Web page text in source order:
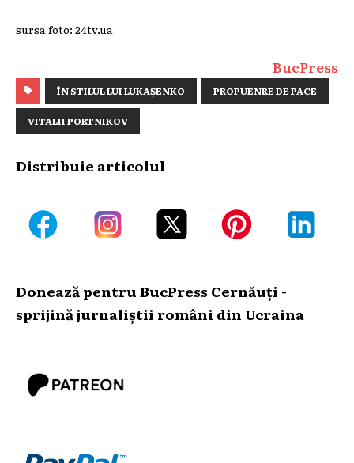
sursa foto: 24tv.ua
BucPress
ÎN STILUL LUI LUKAȘENKO PROPUENRE DE PACE
VITALII PORTNIKOV
Distribuie articolul
Donează pentru BucPress Cernăuți -
sprijină jurnaliștii români din Ucraina